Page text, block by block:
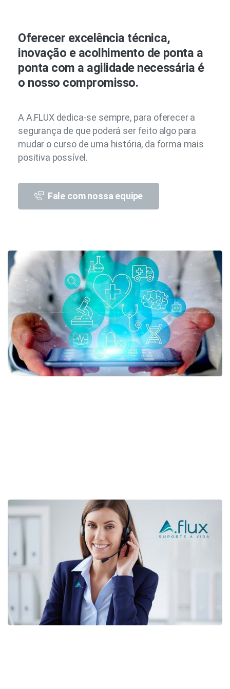
Oferecer excelência técnica,
inovação e acolhimento de ponta a
ponta com a agilidade necessária é
o nosso compromisso.
A A.FLUX dedica-se sempre, para oferecer a
segurança de que poderá ser feito algo para
mudar o curso de uma história, da forma mais
positiva possível.
Fale com nossa equipe